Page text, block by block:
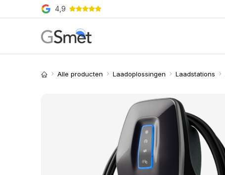
Overslaan naar inhoud
4,9
Alle producten Laadoplossingen Laadstations